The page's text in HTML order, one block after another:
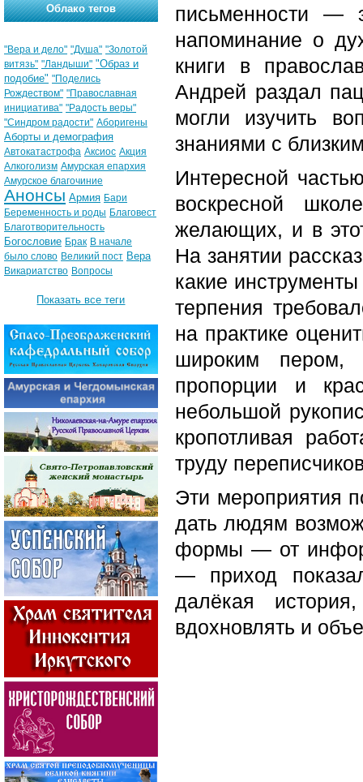
письменности —
напоминание о
книги в
Андрей раздал
могли изучить
знаниями с
Интересной
воскресной
желающих, и в
На занятии
какие
терпения
на практике
широким пером,
пропорции и
небольшой
кропотливая
труду
Эти мероприятия
дать людям
формы — от
— приход
далёкая
вдохновлять и
Облако тегов
"Вера и дело" "Душа" "Золотой
витязь" "Ландыши" "Образ и
подобие" "Поделись
Рождеством" "Православная
инициатива" "Радость веры"
"Синдром радости" Аборигены
Аборты и демография
Автокатастрофа Аксиос Акция
Алкоголизм Амурская епархия
Амурское благочиние
Анонсы Армия Бари
Беременность и роды Благовест
Благотворительность
Богословие Брак В начале
было слово Великий пост Вера
Викариатство Вопросы
Показать все теги